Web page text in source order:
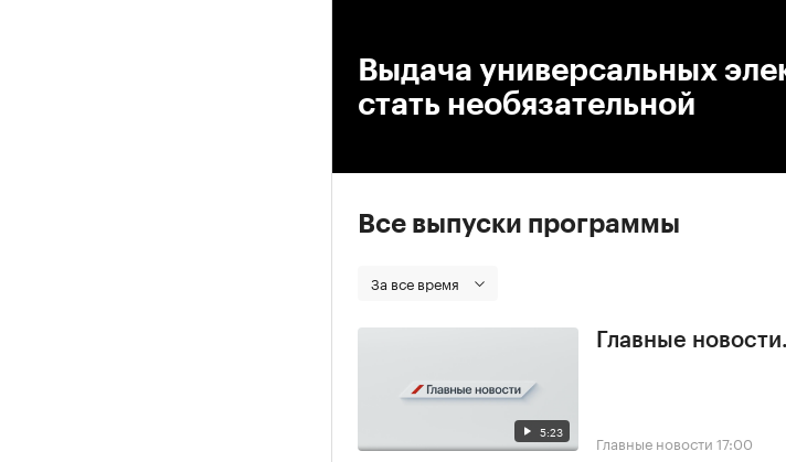
Выдача универсальных
стать необязательной
Все выпуски программы
За все время
5:23
Главные
Главные новости 17:00